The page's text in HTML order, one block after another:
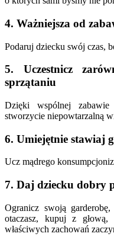
4. Ważniejsza od
Podaruj dziecku swój czas,
5. Uczestnicz
sprzątaniu
Dzięki wspólnej zabawie
stworzycie niepowtarzalną
6. Umiejętnie stawiaj
Ucz mądrego
7. Daj dziecku dobry
Ogranicz swoją
otaczasz, kupuj z
właściwych zachowań